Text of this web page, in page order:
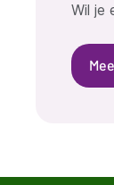
Wil je